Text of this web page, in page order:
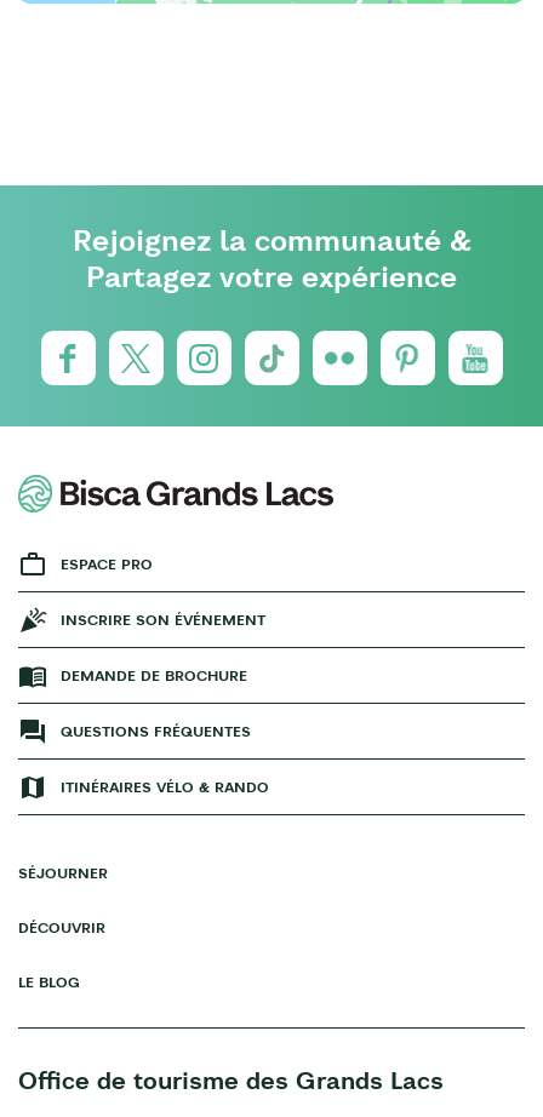
Rejoignez la communauté &
Partagez votre expérience
ESPACE PRO
INSCRIRE SON ÉVÉNEMENT
DEMANDE DE BROCHURE
QUESTIONS FRÉQUENTES
ITINÉRAIRES VÉLO & RANDO
SÉJOURNER
DÉCOUVRIR
LE BLOG
Office de tourisme des Grands Lacs